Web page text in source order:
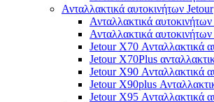
Ανταλλακτικά αυτοκινήτων Jetour
Ανταλλακτικά
Ανταλλακτικά
Jetour X70 Ανταλλακτικά
Jetour X70Plus
Jetour X90 Ανταλλακτικά
Jetour X90plus
Jetour X95 Ανταλλακτικά